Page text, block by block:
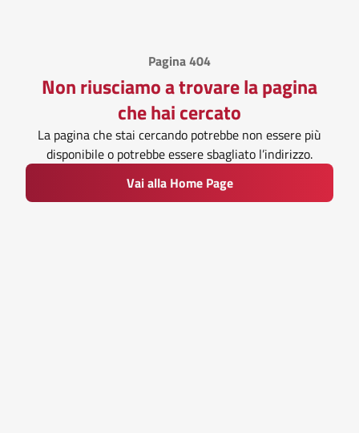
Pagina 404
Non riusciamo a trovare la pagina
che hai cercato
La pagina che stai cercando potrebbe non essere più
disponibile o potrebbe essere sbagliato l’indirizzo.
Vai alla Home Page